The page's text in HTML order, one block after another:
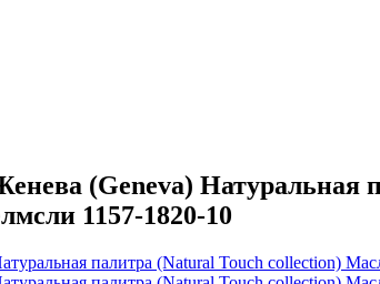
(Geneva) Натуральная
1157-1820-10